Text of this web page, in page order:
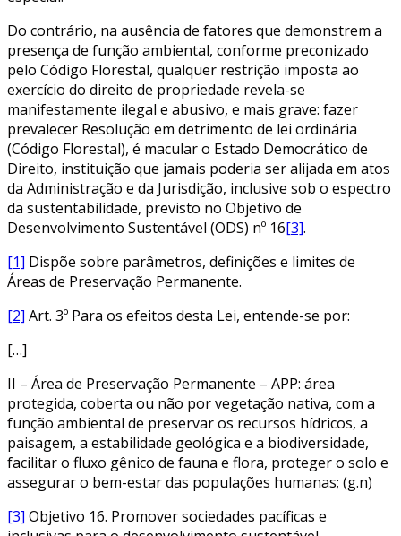
Do contrário, na ausência de fatores que demonstrem a
presença de função ambiental, conforme preconizado
pelo Código Florestal, qualquer restrição imposta ao
exercício do direito de propriedade revela-se
manifestamente ilegal e abusivo, e mais grave: fazer
prevalecer Resolução em detrimento de lei ordinária
(Código Florestal), é macular o Estado Democrático de
Direito, instituição que jamais poderia ser alijada em atos
da Administração e da Jurisdição, inclusive sob o espectro
da sustentabilidade, previsto no Objetivo de
Desenvolvimento Sustentável (ODS) nº 16[3].
[1] Dispõe sobre parâmetros, definições e limites de
Áreas de Preservação Permanente.
[2] Art. 3º Para os efeitos desta Lei, entende-se por:
[…]
II – Área de Preservação Permanente – APP: área
protegida, coberta ou não por vegetação nativa, com a
função ambiental de preservar os recursos hídricos, a
paisagem, a estabilidade geológica e a biodiversidade,
facilitar o fluxo gênico de fauna e flora, proteger o solo e
assegurar o bem-estar das populações humanas; (g.n)
[3] Objetivo 16. Promover sociedades pacíficas e